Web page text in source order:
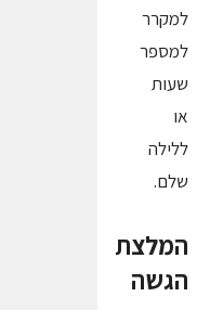
למקרר
למספר
שעות
או
ללילה
שלם.
המלצת
הגשה